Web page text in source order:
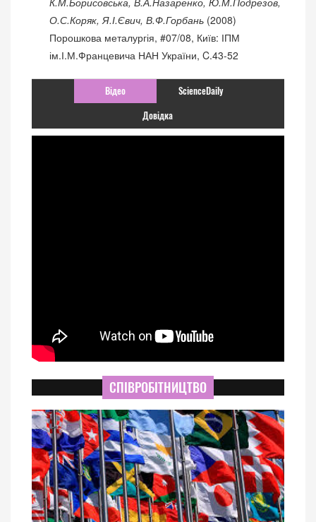
О.С.Коряк, Я.І.Євич, В.Ф.Горбань (2008)
Порошкова металургія, #07/08, Київ: ІПМ
ім.І.М.Францевича НАН України, C.43-52
Відео ScienceDaily
Довідка
СПІВРОБІТНИЦТВО